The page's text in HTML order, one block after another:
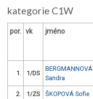
kategorie C1W
por. vk jméno
1. 1/DS
BERGMANNOVÁ
Sandra
2. 1/ZS ŠKOPOVÁ Sofie